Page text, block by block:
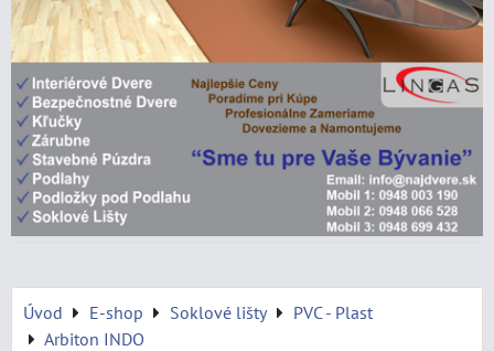
Úvod E-shop Soklové lišty
PVC - Plast
Arbiton INDO